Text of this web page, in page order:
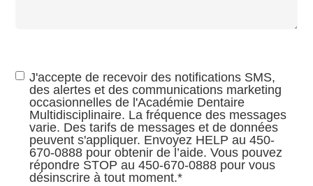
RGPD*
J'accepte de recevoir des notifications SMS,
des alertes et des communications marketing
occasionnelles de l'Académie Dentaire
Multidisciplinaire. La fréquence des messages
varie. Des tarifs de messages et de données
peuvent s'appliquer. Envoyez HELP au 450-
670-0888 pour obtenir de l’aide. Vous pouvez
répondre STOP au 450-670-0888 pour vous
désinscrire à tout moment.*